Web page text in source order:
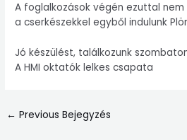
A foglalkozások végén ezuttal
a cserkészekkel egyből indulunk
Jó készülést, találkozunk
A HMI oktatók lelkes csapata
← Previous Bejegyzés